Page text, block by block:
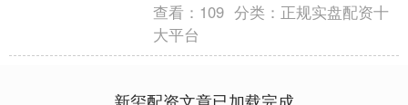
查看： 109 分类： 正规实盘配资十
大平台